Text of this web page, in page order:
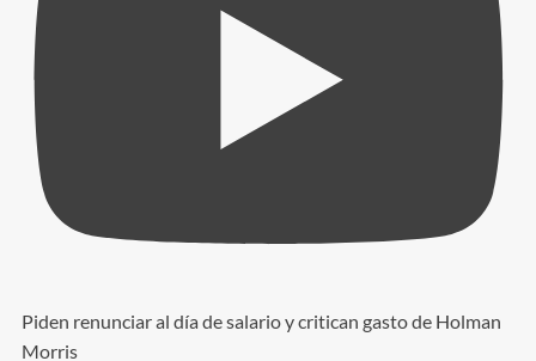
Piden renunciar al día de salario y critican gasto de Holman
Morris